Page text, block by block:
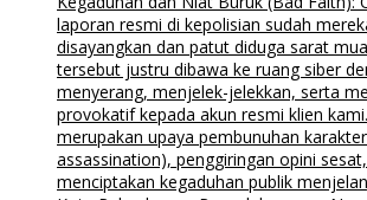
laporan resmi di kepolisian sudah
disayangkan dan patut diduga sarat
tersebut justru dibawa ke ruang siber
menyerang, menjelek-jelekkan, serta
provokatif kepada akun resmi klien
merupakan upaya pembunuhan
assassination), penggiringan opini
menciptakan kegaduhan publik